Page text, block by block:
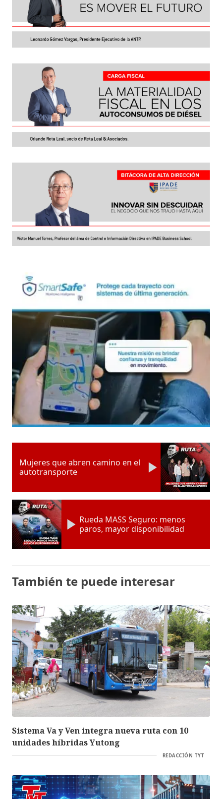
Mujeres que abren camino en el
autotransporte
Rueda MASS Seguro: menos
paros, mayor disponibilidad
También te puede interesar
Sistema Va y Ven integra nueva ruta con 10
unidades híbridas Yutong
REDACCIÓN TYT